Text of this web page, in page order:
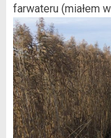
farwateru (miałem